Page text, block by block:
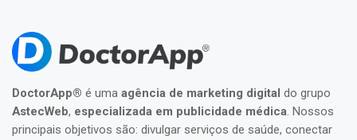
DoctorApp® é uma agência de marketing digital do grupo
AstecWeb, especializada em publicidade médica. Nossos
principais objetivos são: divulgar serviços de saúde, conectar